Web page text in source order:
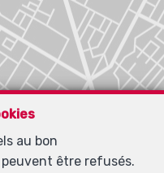
au bon
être refusés.